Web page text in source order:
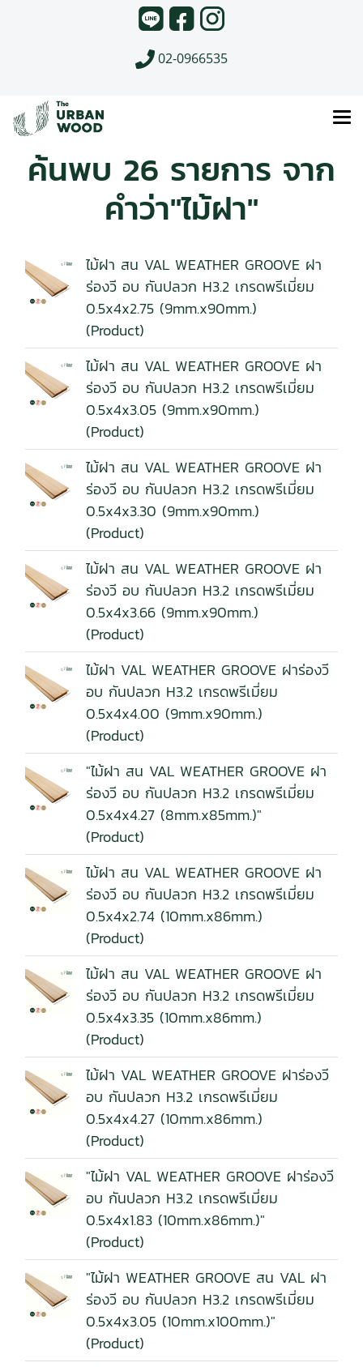
02-0966535
ค้นพบ 26 รายการ จาก
คำว่า"ไม้ฝา"
ไม้ฝา สน VAL WEATHER GROOVE ฝา
ร่องวี อบ กันปลวก H3.2 เกรดพรีเมี่ยม
0.5x4x2.75 (9mm.x90mm.)
(Product)
ไม้ฝา สน VAL WEATHER GROOVE ฝา
ร่องวี อบ กันปลวก H3.2 เกรดพรีเมี่ยม
0.5x4x3.05 (9mm.x90mm.)
(Product)
ไม้ฝา สน VAL WEATHER GROOVE ฝา
ร่องวี อบ กันปลวก H3.2 เกรดพรีเมี่ยม
0.5x4x3.30 (9mm.x90mm.)
(Product)
ไม้ฝา สน VAL WEATHER GROOVE ฝา
ร่องวี อบ กันปลวก H3.2 เกรดพรีเมี่ยม
0.5x4x3.66 (9mm.x90mm.)
(Product)
ไม้ฝา VAL WEATHER GROOVE ฝาร่องวี
อบ กันปลวก H3.2 เกรดพรีเมี่ยม
0.5x4x4.00 (9mm.x90mm.)
(Product)
"ไม้ฝา สน VAL WEATHER GROOVE ฝา
ร่องวี อบ กันปลวก H3.2 เกรดพรีเมี่ยม
0.5x4x4.27 (8mm.x85mm.)"
(Product)
ไม้ฝา สน VAL WEATHER GROOVE ฝา
ร่องวี อบ กันปลวก H3.2 เกรดพรีเมี่ยม
0.5x4x2.74 (10mm.x86mm.)
(Product)
ไม้ฝา สน VAL WEATHER GROOVE ฝา
ร่องวี อบ กันปลวก H3.2 เกรดพรีเมี่ยม
0.5x4x3.35 (10mm.x86mm.)
(Product)
ไม้ฝา VAL WEATHER GROOVE ฝาร่องวี
อบ กันปลวก H3.2 เกรดพรีเมี่ยม
0.5x4x4.27 (10mm.x86mm.)
(Product)
"ไม้ฝา VAL WEATHER GROOVE ฝาร่องวี
อบ กันปลวก H3.2 เกรดพรีเมี่ยม
0.5x4x1.83 (10mm.x86mm.)"
(Product)
"ไม้ฝา WEATHER GROOVE สน VAL ฝา
ร่องวี อบ กันปลวก H3.2 เกรดพรีเมี่ยม
0.5x4x3.05 (10mm.x100mm.)"
(Product)